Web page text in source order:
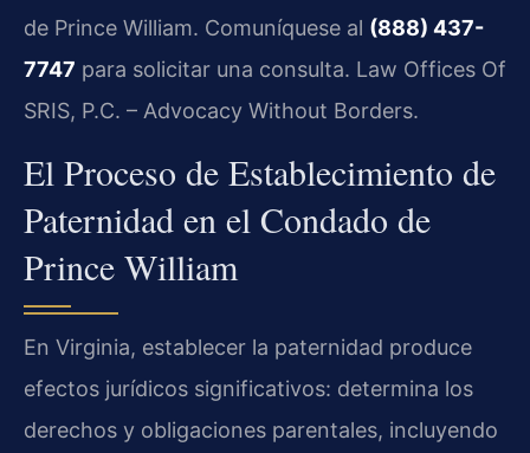
de Prince William. Comuníquese al (888) 437-
7747 para solicitar una consulta. Law Offices Of
SRIS, P.C. – Advocacy Without Borders.
El Proceso de Establecimiento de
Paternidad en el Condado de
Prince William
En Virginia, establecer la paternidad produce
efectos jurídicos significativos: determina los
derechos y obligaciones parentales, incluyendo